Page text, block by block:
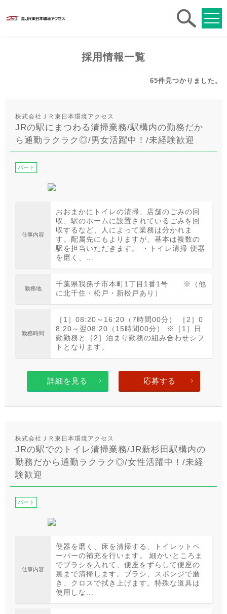
採用情報一覧
65件 見つかりました。
株式会社ＪＲ東日本環境アクセス
JRの駅にまつわる清掃業務/駅構内の勤務だか
ら通勤ラクラク◎/男女活躍中！/未経験歓迎
パート
仕事内容
おおまかにトイレの清掃、店舗のごみの回
収、駅のホームに設置されているごみを回
収するなど、人によって業務は分かれま
す。配属先にもよりますが、基本は複数の
駅を担当いただきます。 ・トイレ清掃 便器
を磨く、...
勤務地
千葉県我孫子市本町1丁目1番1号 ※（他
に北千住・松戸・新松戸あり）
勤務時間
［1］08:20～16:20（7時間00分） ［2］0
8:20～翌08:20（15時間00分） ※［1］日
勤勤務と［2］泊まり勤務の組み合わせシフ
トとなります。
詳細を見る 応募する
株式会社ＪＲ東日本環境アクセス
JRの駅でのトイレ清掃業務/JR新杉田駅構内の
勤務だから通勤ラクラク◎/女性活躍中！/未経
験歓迎
パート
仕事内容
便器を磨く、床を清掃する、トイレットペ
ーパーの補充を行います。 細かいところま
でブラシを入れて、便座をずらして便座の
裏まで清掃します。ブラシ、スポンジで磨
き、クロスで拭き上げます。特殊な道具は
使用しな...